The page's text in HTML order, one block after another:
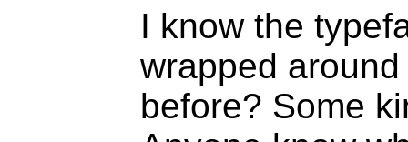
I know the
wrapped
before? Some